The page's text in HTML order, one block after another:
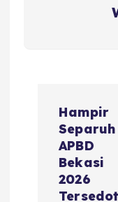
Hampir
Separuh
APBD
Bekasi
2026
Tersedot